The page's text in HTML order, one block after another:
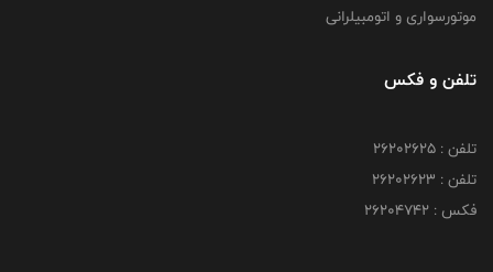
موتورسواری و اتومبیلرانی
تلفن و فکس
تلفن : ۲۶۲۰۲۶۲۵
تلفن : ۲۶۲۰۲۶۲۳
فکس : ۲۶۲۰۴۷۴۲